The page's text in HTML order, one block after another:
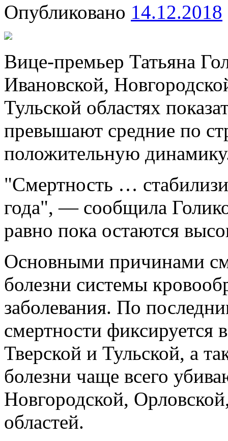
Опубликовано 14.12.2018
Вице-премьер Татьяна
Ивановской,
Тульской областях
превышают средние по
положительную
"Смертность …
года", — сообщила
равно пока остаются
Основными причинами
болезни системы
заболевания. По
смертности фиксируется
Тверской и Тульской, а
болезни чаще всего
Новгородской,
областей.